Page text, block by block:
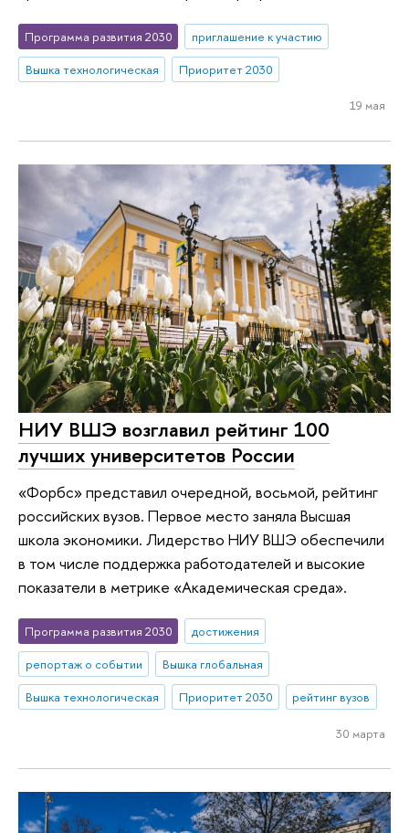
Программа развития 2030
приглашение к участию
Вышка технологическая
Приоритет 2030
19 мая
НИУ ВШЭ возглавил рейтинг 100
лучших университетов России
«Форбс» представил очередной, восьмой, рейтинг
российских вузов. Первое место заняла Высшая
школа экономики. Лидерство НИУ ВШЭ обеспечили
в том числе поддержка работодателей и высокие
показатели в метрике «Академическая среда».
Программа развития 2030
достижения
репортаж о событии
Вышка глобальная
Вышка технологическая
Приоритет 2030 рейтинг вузов
30 марта